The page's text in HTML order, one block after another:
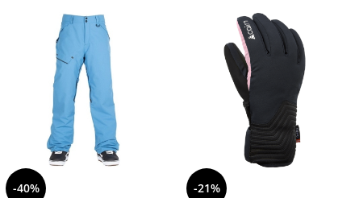
-40% -21%